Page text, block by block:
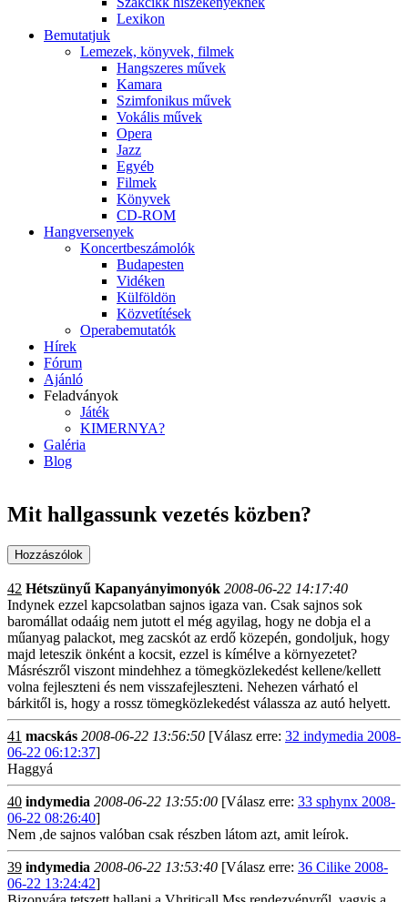
Lexikon
Bemutatjuk
Lemezek, könyvek, filmek
Hangszeres művek
Kamara
Szimfonikus művek
Vokális művek
Opera
Jazz
Egyéb
Filmek
Könyvek
CD-ROM
Hangversenyek
Koncertbeszámolók
Budapesten
Vidéken
Külföldön
Közvetítések
Operabemutatók
Hírek
Fórum
Ajánló
Feladványok
Játék
KIMERNYA?
Galéria
Blog
Mit hallgassunk vezetés közben?
42 Hétszünyű Kapanyányimonyók 2008-06-22 14:17:40
Indynek ezzel kapcsolatban sajnos igaza van. Csak sajnos sok
baromállat odaáig nem jutott el még agyilag, hogy ne dobja el a
műanyag palackot, meg zacskót az erdő közepén, gondoljuk, hogy
majd leteszik önként a kocsit, ezzel is kímélve a környezetet?
Másrészről viszont mindehhez a tömegközlekedést kellene/kellett
volna fejleszteni és nem visszafejleszteni. Nehezen várható el
bárkitől is, hogy a rossz tömegközlekedést válassza az autó helyett.
41 macskás 2008-06-22 13:56:50 [Válasz erre: 32 indymedia 2008-
06-22 06:12:37]
Haggyá
40 indymedia 2008-06-22 13:55:00 [Válasz erre: 33 sphynx 2008-
06-22 08:26:40]
Nem ,de sajnos valóban csak részben látom azt, amit leírok.
39 indymedia 2008-06-22 13:53:40 [Válasz erre: 36 Cilike 2008-
06-22 13:24:42]